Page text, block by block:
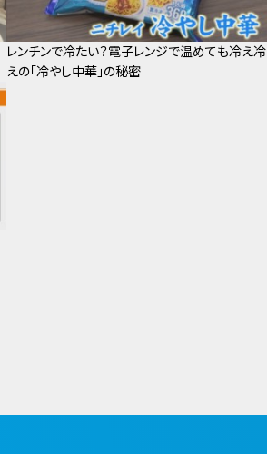
レンチンで冷たい？電子レンジで温めても冷え冷
えの「冷やし中華」の秘密